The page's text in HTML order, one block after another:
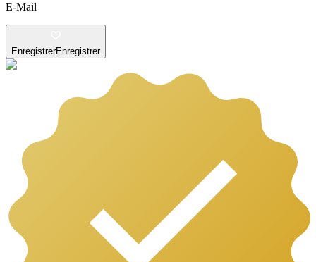
E-Mail
EnregistrerEnregistrer